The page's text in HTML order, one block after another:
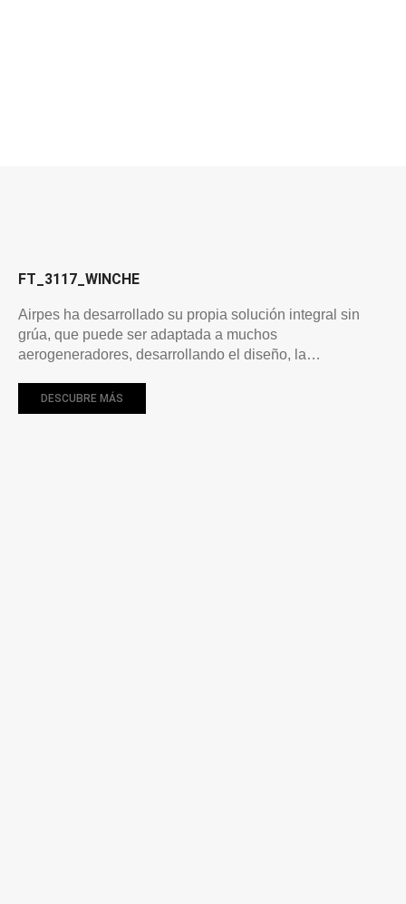
FT_3117_WINCHE
Airpes ha desarrollado su propia solución integral sin
grúa, que puede ser adaptada a muchos
aerogeneradores, desarrollando el diseño, la…
DESCUBRE MÁS